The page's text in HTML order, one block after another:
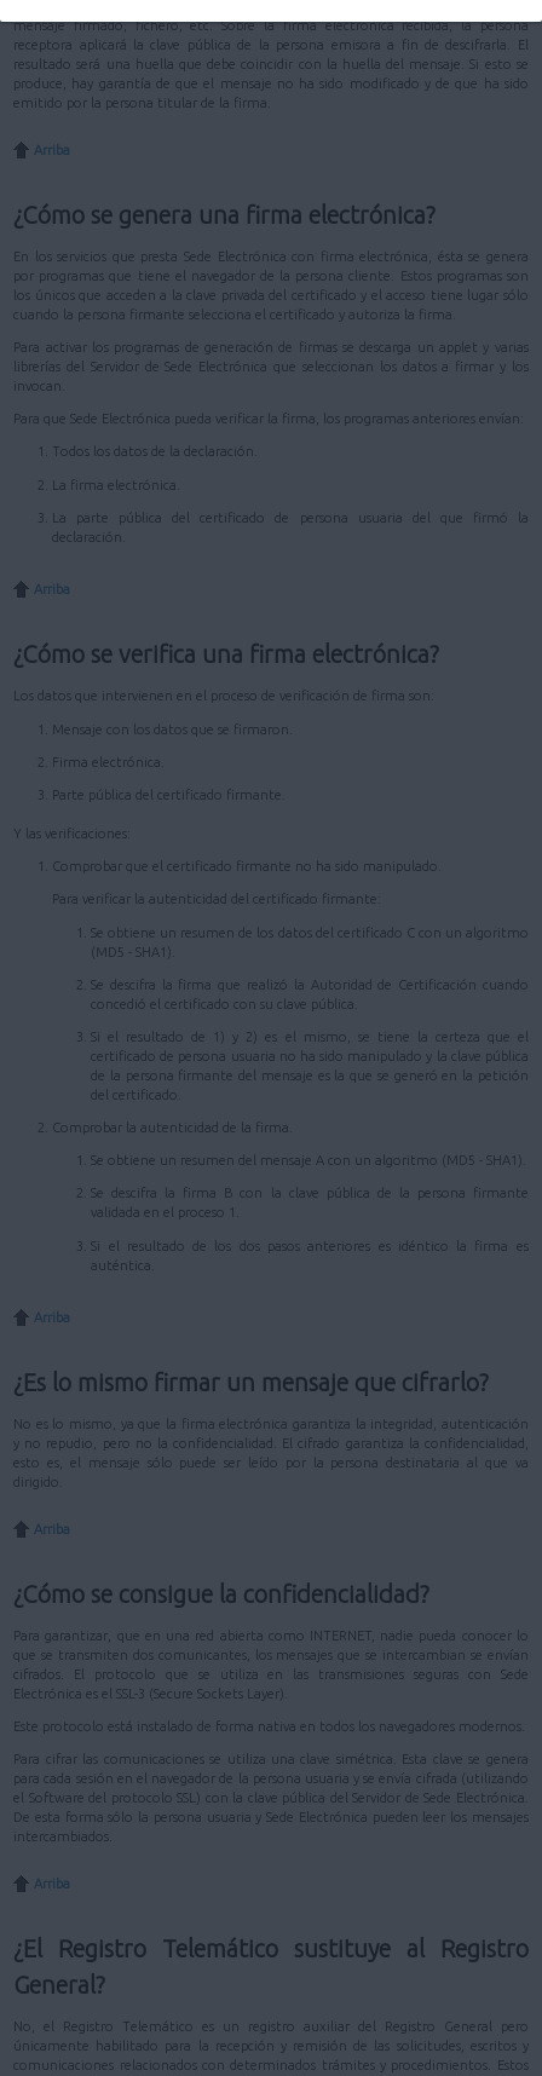
mensaje firmado, fichero, etc. Sobre la firma electrónica recibida, la persona
receptora aplicará la clave pública de la persona emisora a fin de descifrarla. El
resultado será una huella que debe coincidir con la huella del mensaje. Si esto se
produce, hay garantía de que el mensaje no ha sido modificado y de que ha sido
emitido por la persona titular de la firma.
Arriba
¿Cómo se genera una firma electrónica?
En los servicios que presta Sede Electrónica con firma electrónica, ésta se genera
por programas que tiene el navegador de la persona cliente. Estos programas son
los únicos que acceden a la clave privada del certificado y el acceso tiene lugar sólo
cuando la persona firmante selecciona el certificado y autoriza la firma.
Para activar los programas de generación de firmas se descarga un applet y varias
librerías del Servidor de Sede Electrónica que seleccionan los datos a firmar y los
invocan.
Para que Sede Electrónica pueda verificar la firma, los programas anteriores envían:
Todos los datos de la declaración.
La firma electrónica.
La parte pública del certificado de persona usuaria del que firmó la
declaración.
Arriba
¿Cómo se verifica una firma electrónica?
Los datos que intervienen en el proceso de verificación de firma son:
Mensaje con los datos que se firmaron.
Firma electrónica.
Parte pública del certificado firmante.
Y las verificaciones:
Comprobar que el certificado firmante no ha sido manipulado.
Para verificar la autenticidad del certificado firmante:
Se obtiene un resumen de los datos del certificado C con un algoritmo
(MD5 - SHA1).
Se descifra la firma que realizó la Autoridad de Certificación cuando
concedió el certificado con su clave pública.
Si el resultado de 1) y 2) es el mismo, se tiene la certeza que el
certificado de persona usuaria no ha sido manipulado y la clave pública
de la persona firmante del mensaje es la que se generó en la petición
del certificado.
Comprobar la autenticidad de la firma.
Se obtiene un resumen del mensaje A con un algoritmo (MD5 - SHA1).
Se descifra la firma B con la clave pública de la persona firmante
validada en el proceso 1.
Si el resultado de los dos pasos anteriores es idéntico la firma es
auténtica.
Arriba
¿Es lo mismo firmar un mensaje que cifrarlo?
No es lo mismo, ya que la firma electrónica garantiza la integridad, autenticación
y no repudio, pero no la confidencialidad. El cifrado garantiza la confidencialidad,
esto es, el mensaje sólo puede ser leído por la persona destinataria al que va
dirigido.
Arriba
¿Cómo se consigue la confidencialidad?
Para garantizar, que en una red abierta como INTERNET, nadie pueda conocer lo
que se transmiten dos comunicantes, los mensajes que se intercambian se envían
cifrados. El protocolo que se utiliza en las transmisiones seguras con Sede
Electrónica es el SSL-3 (Secure Sockets Layer).
Este protocolo está instalado de forma nativa en todos los navegadores modernos.
Para cifrar las comunicaciones se utiliza una clave simétrica. Esta clave se genera
para cada sesión en el navegador de la persona usuaria y se envía cifrada (utilizando
el Software del protocolo SSL) con la clave pública del Servidor de Sede Electrónica.
De esta forma sólo la persona usuaria y Sede Electrónica pueden leer los mensajes
intercambiados.
Arriba
¿El Registro Telemático sustituye al Registro
General?
No, el Registro Telemático es un registro auxiliar del Registro General pero
únicamente habilitado para la recepción y remisión de las solicitudes, escritos y
comunicaciones relacionados con determinados trámites y procedimientos. Estos